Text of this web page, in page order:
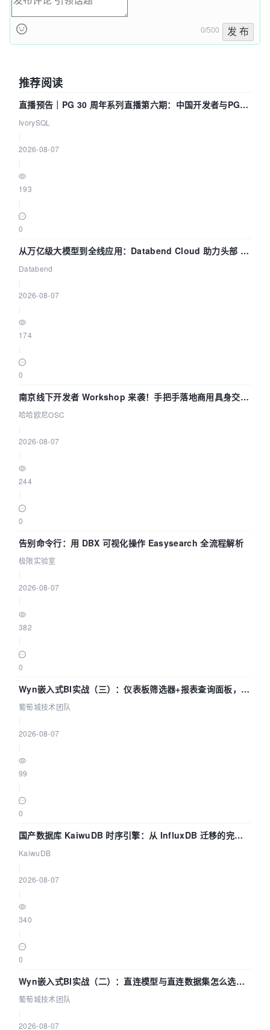
0/500 发 布
推荐阅读
直播预告｜PG 30 周年系列直播第六期：中国开发者与PG内
核——我们改得动吗？我们贡献了什么？
IvorySQL
2026-08-07
193
0
从万亿级大模型到全线应用：Databend Cloud 助力头部 AI
企业构建全链路 Trace 数据管道
Databend
2026-08-07
174
0
南京线下开发者 Workshop 来袭！手把手落地商用具身交互
智能 Agent 应用
哈哈欧尼OSC
2026-08-07
244
0
告别命令行：用 DBX 可视化操作 Easysearch 全流程解析
极限实验室
2026-08-07
382
0
Wyn嵌入式BI实战（三）：仪表板筛选器+报表查询面板，参
数联动全闭环
葡萄城技术团队
2026-08-07
99
0
国产数据库 KaiwuDB 时序引擎：从 InfluxDB 迁移的完整
技术路径
KaiwuDB
2026-08-07
340
0
Wyn嵌入式BI实战（二）：直连模型与直连数据集怎么选，
参数为什么不生效？| 葡萄城技术团队
葡萄城技术团队
2026-08-07